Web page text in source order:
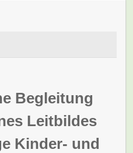
Begleitung
Leitbildes
Kinder- und